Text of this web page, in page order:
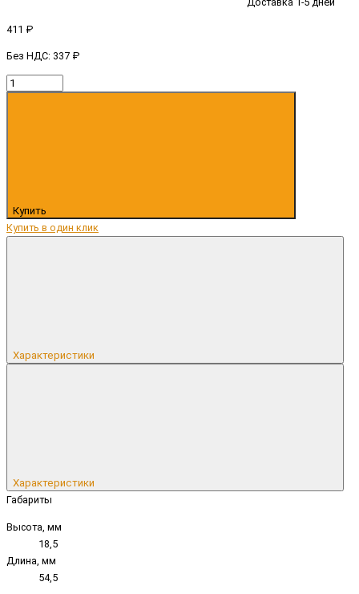
411 ₽
Без НДС: 337 ₽
Купить
Купить в один клик
Характеристики
Характеристики
Габариты
Высота, мм
18,5
Длина, мм
54,5